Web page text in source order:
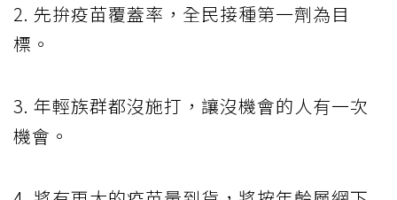
2. 先拚疫苗覆蓋率，全民接種第一劑為目
標。
3. 年輕族群都沒施打，讓沒機會的人有一次
機會。